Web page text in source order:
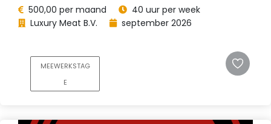
500,00 per maand
40 uur per week
Luxury Meat B.V.
september 2026
MEEWERKSTAG
E